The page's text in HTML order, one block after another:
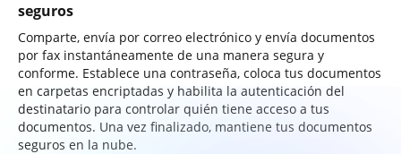
seguros
Comparte, envía por correo electrónico y envía documentos
por fax instantáneamente de una manera segura y
conforme. Establece una contraseña, coloca tus documentos
en carpetas encriptadas y habilita la autenticación del
destinatario para controlar quién tiene acceso a tus
documentos. Una vez finalizado, mantiene tus documentos
seguros en la nube.